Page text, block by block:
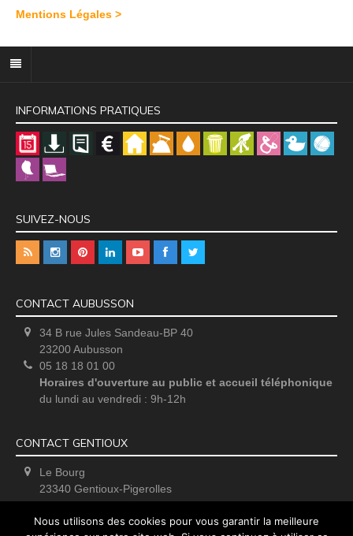
Mentions Légales >
INFORMATIONS PRATIQUES
SUIVEZ-NOUS
CONTACT AUBUSSON
34 B rue Jules Sandeau-BP 40
23200 Aubusson
05 18 18 01 00
Horaires d'ouverture au public et accueil téléphonique
du lundi au vendredi : 9h-12h
CONTACT GENTIOUX
Le Bourg
23340 Gentioux-Pigerolles
Nous utilisons des cookies pour vous garantir la meilleure